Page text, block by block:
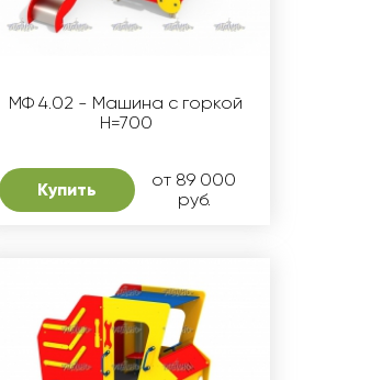
МФ 4.02 - Машина с горкой
Н=700
Купить
от 89 000
руб.